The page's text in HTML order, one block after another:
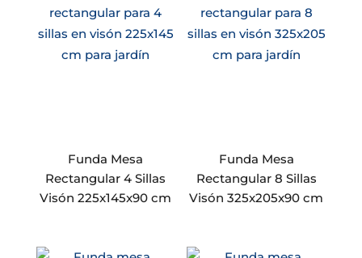
Funda Mesa
Rectangular 4 Sillas
Visón 225x145x90 cm
Funda Mesa
Rectangular 8 Sillas
Visón 325x205x90 cm